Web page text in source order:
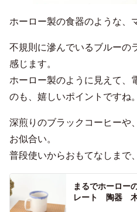
ホーロー製の食器のような、
不規則に滲んでいるブルーの
感じます。
ホーロー製のように見えて、
のも、嬉しいポイントですね。
深煎りのブラックコーヒーや
お似合い。
普段使いからおもてなしまで
まるでホーロ
レート 陶器